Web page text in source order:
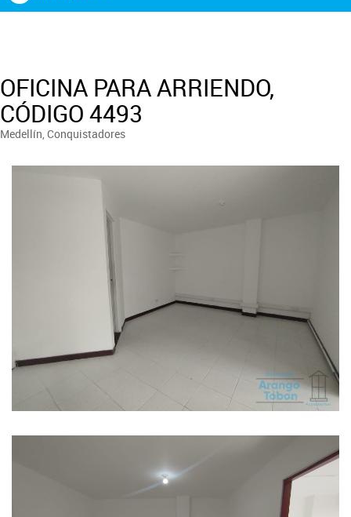
OFICINA PARA ARRIENDO,
CÓDIGO 4493
Medellín, Conquistadores